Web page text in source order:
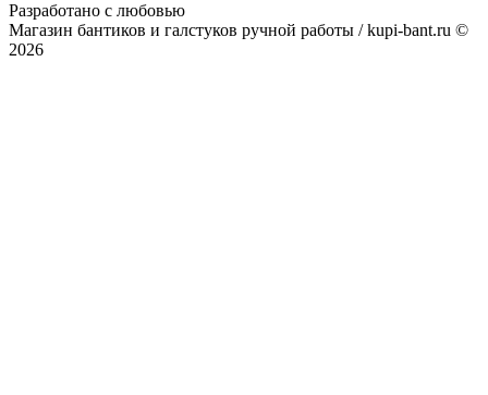
Разработано с любовью
Магазин бантиков и галстуков ручной работы / kupi-bant.ru ©
2026